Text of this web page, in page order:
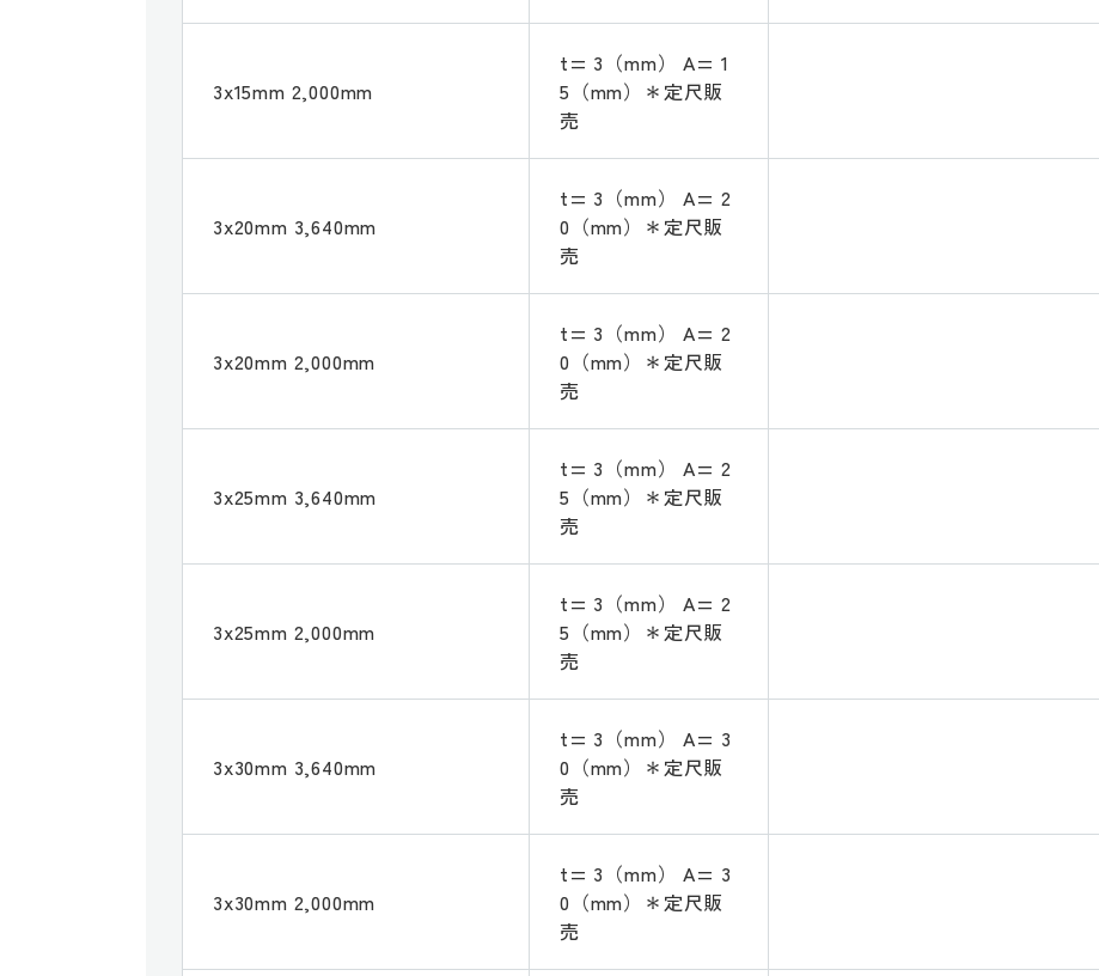
3x15mm 2,000mm
t= 3（mm） A= 1
5（mm）＊定尺販
売
3x20mm 3,640mm
t= 3（mm） A= 2
0（mm）＊定尺販
売
3x20mm 2,000mm
t= 3（mm） A= 2
0（mm）＊定尺販
売
3x25mm 3,640mm
t= 3（mm） A= 2
5（mm）＊定尺販
売
3x25mm 2,000mm
t= 3（mm） A= 2
5（mm）＊定尺販
売
3x30mm 3,640mm
t= 3（mm） A= 3
0（mm）＊定尺販
売
3x30mm 2,000mm
t= 3（mm） A= 3
0（mm）＊定尺販
売